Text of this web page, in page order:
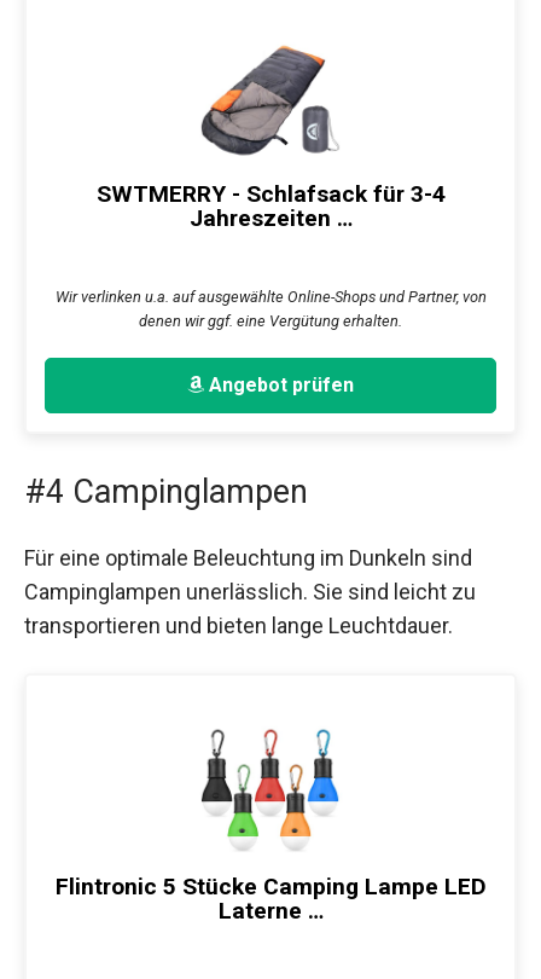
SWTMERRY - Schlafsack für 3-4
Jahreszeiten …
Wir verlinken u.a. auf ausgewählte Online-Shops und Partner, von
denen wir ggf. eine Vergütung erhalten.
Angebot prüfen
#4 Campinglampen
Für eine optimale Beleuchtung im Dunkeln sind
Campinglampen unerlässlich. Sie sind leicht zu
transportieren und bieten lange Leuchtdauer.
Flintronic 5 Stücke Camping Lampe LED
Laterne …